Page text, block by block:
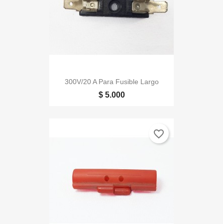
300V/20 A Para Fusible Largo
$ 5.000
favorite_border